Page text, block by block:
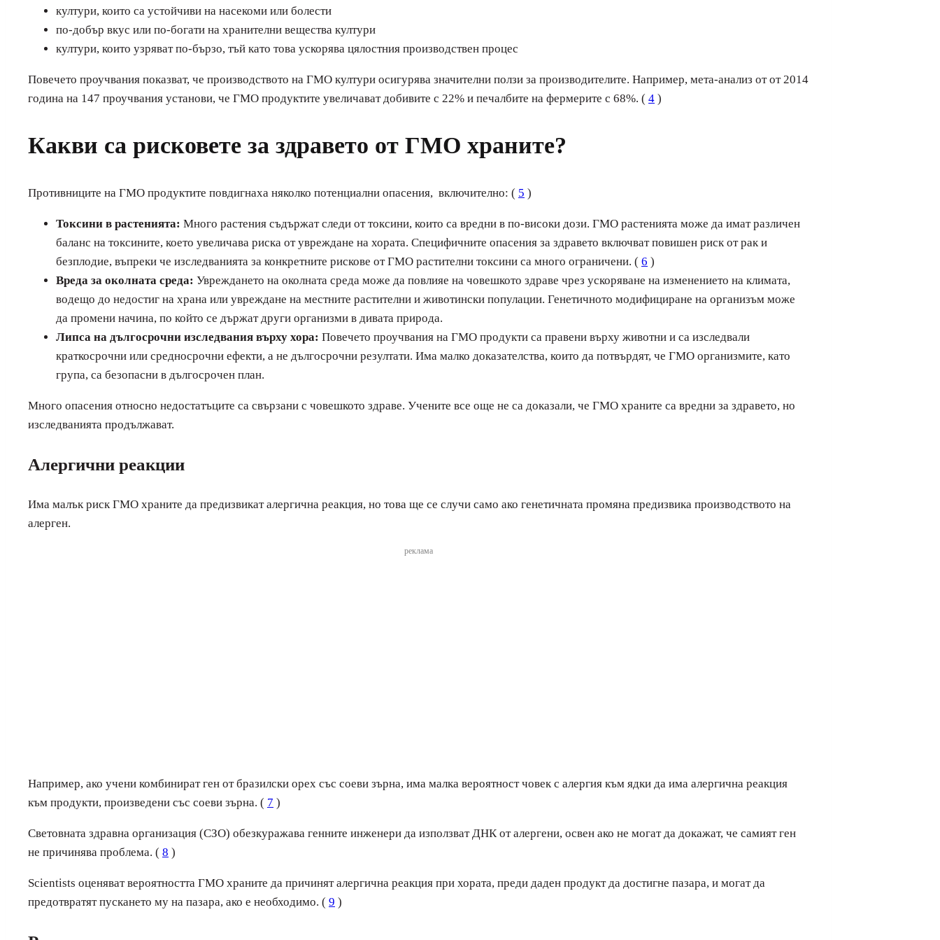
култури, които са устойчиви на насекоми или болести
по-добър вкус или по-богати на хранителни вещества култури
култури, които узряват по-бързо, тъй като това ускорява цялостния производствен процес
Повечето проучвания показват, че производството на ГМО култури осигурява значителни ползи за производителите. Например, мета-анализ от от 2014
година на 147 проучвания установи, че ГМО продуктите увеличават добивите с 22% и печалбите на фермерите с 68%. ( 4 )
Какви са рисковете за здравето от ГМО храните?
Противниците на ГМО продуктите повдигнаха няколко потенциални опасения, включително: ( 5 )
Токсини в растенията: Много растения съдържат следи от токсини, които са вредни в по-високи дози. ГМО растенията може да имат различен
баланс на токсините, което увеличава риска от увреждане на хората. Специфичните опасения за здравето включват повишен риск от рак и
безплодие, въпреки че изследванията за конкретните рискове от ГМО растителни токсини са много ограничени. ( 6 )
Вреда за околната среда: Увреждането на околната среда може да повлияе на човешкото здраве чрез ускоряване на изменението на климата,
водещо до недостиг на храна или увреждане на местните растителни и животински популации. Генетичното модифициране на организъм може
да промени начина, по който се държат други организми в дивата природа.
Липса на дългосрочни изследвания върху хора: Повечето проучвания на ГМО продукти са правени върху животни и са изследвали
краткосрочни или средносрочни ефекти, а не дългосрочни резултати. Има малко доказателства, които да потвърдят, че ГМО организмите, като
група, са безопасни в дългосрочен план.
Много опасения относно недостатъците са свързани с човешкото здраве. Учените все още не са доказали, че ГМО храните са вредни за здравето, но
изследванията продължават.
Алергични реакции
Има малък риск ГМО храните да предизвикат алергична реакция, но това ще се случи само ако генетичната промяна предизвика производството на
алерген.
реклама
Например, ако учени комбинират ген от бразилски орех със соеви зърна, има малка вероятност човек с алергия към ядки да има алергична реакция
към продукти, произведени със соеви зърна. ( 7 )
Световната здравна организация (СЗО) обезкуражава генните инженери да използват ДНК от алергени, освен ако не могат да докажат, че самият ген
не причинява проблема. ( 8 )
Scientists оценяват вероятността ГМО храните да причинят алергична реакция при хората, преди даден продукт да достигне пазара, и могат да
предотвратят пускането му на пазара, ако е необходимо. ( 9 )